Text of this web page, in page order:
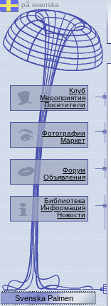
på svenska
Клуб
Мероприятия
Посетители
Фотографии
Маркет
Форум
Объявления
Библиотека
Информация
Новости
Svenska Palmen